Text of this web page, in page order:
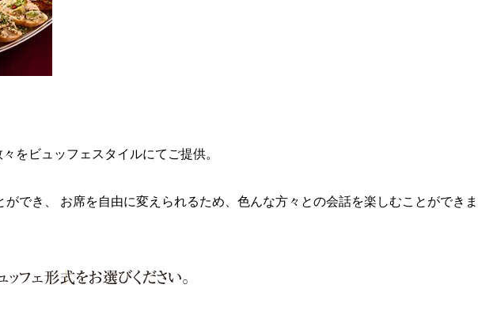
をビュッフェスタイルにてご提供。
でき、 お席を自由に変えられるため、色んな方々との会話を楽しむことができ